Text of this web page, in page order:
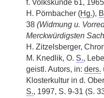
f. Volkskunde 61,
H. Pörnbacher (Hg.),
38 (Widmung u.
Merckwürdigsten
H. Zitzelsberger,
M. Knedlik, O. S.,
geistl. Autors, in: ders.
Klosterkultur in d.
S., 1997, S. 9-31 (S.